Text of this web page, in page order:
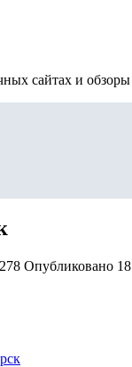
сайтах и
278 Опубликовано